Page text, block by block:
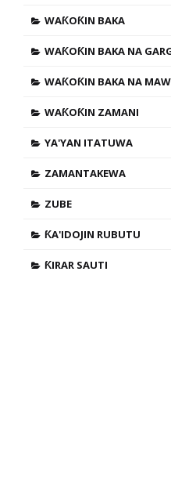
WAƘOƘIN BAKA
WAƘOƘIN BAKA NA
WAƘOƘIN BAKA NA
WAƘOƘIN ZAMANI
YA'YAN ITATUWA
ZAMANTAKEWA
ZUBE
ƘA'IDOJIN RUBUTU
ƘIRAR SAUTI